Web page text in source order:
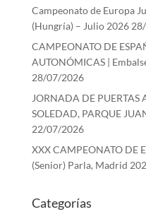
Campeonato de Europa
(Hungría) – Julio 2026
CAMPEONATO DE
AUTONÓMICAS |
28/07/2026
JORNADA DE PUERTAS
SOLEDAD, PARQUE
22/07/2026
XXX CAMPEONATO DE
(Senior) Parla, Madrid
Categorías